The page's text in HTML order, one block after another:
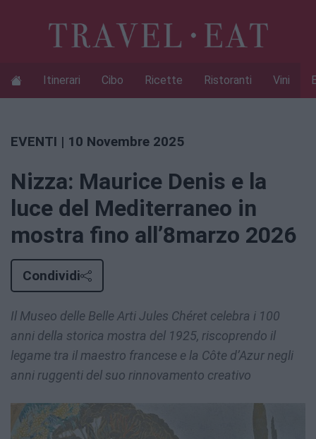
Itinerari Cibo Ricette Ristoranti Vini
EVENTI | 10 Novembre 2025
Nizza: Maurice Denis e la
luce del Mediterraneo in
mostra fino all’8marzo 2026
Condividi
Il Museo delle Belle Arti Jules Chéret celebra i 100
anni della storica mostra del 1925, riscoprendo il
legame tra il maestro francese e la Côte d’Azur negli
anni ruggenti del suo rinnovamento creativo